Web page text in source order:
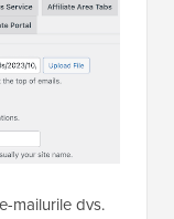
mailurile dvs.